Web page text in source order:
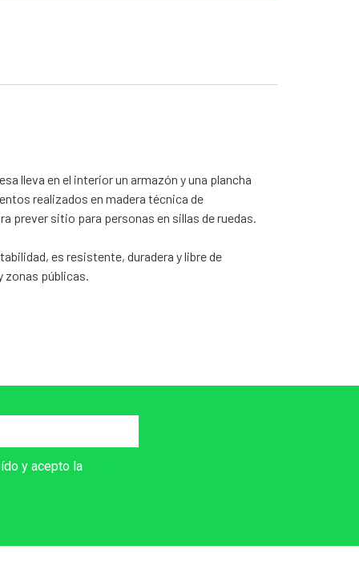
lleva en el interior un armazón y una plancha
realizados en madera técnica de
prever sitio para personas en sillas de ruedas.
es resistente, duradera y libre de
zonas públicas.
y acepto la